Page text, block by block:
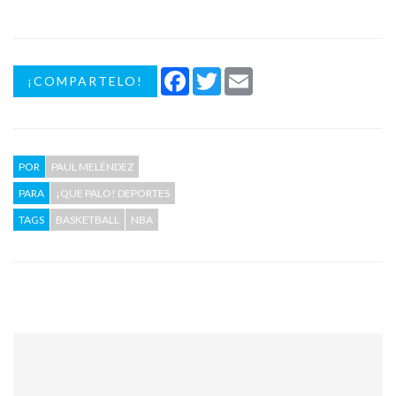
¡COMPARTELO! Facebook
Twitter
POR
PAUL MELÉNDEZ
PARA
¡QUE PALO! DEPORTES
TAGS
BASKETBALL NBA